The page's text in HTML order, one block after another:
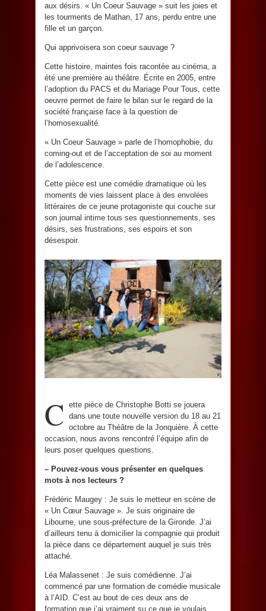
aux désirs. « Un Coeur Sauvage » suit les joies et
les tourments de Mathan, 17 ans, perdu entre une
fille et un garçon.
Qui apprivoisera son coeur sauvage ?
Cette histoire, maintes fois racontée au cinéma, a
été une première au théâtre. Écrite en 2005, entre
l’adoption du PACS et du Mariage Pour Tous, cette
oeuvre permet de faire le bilan sur le regard de la
société française face à la question de
l’homosexualité.
« Un Coeur Sauvage » parle de l’homophobie, du
coming-out et de l’acceptation de soi au moment
de l’adolescence.
Cette pièce est une comédie dramatique où les
moments de vies laissent place à des envolées
littéraires de ce jeune protagoniste qui couche sur
son journal intime tous ses questionnements, ses
désirs, ses frustrations, ses espoirs et son
désespoir.
C ette pièce de Christophe Botti se jouera
dans une toute nouvelle version du 18 au 21
octobre au Théâtre de la Jonquière. À cette
occasion, nous avons rencontré l’équipe afin de
leurs poser quelques questions.
– Pouvez-vous vous présenter en quelques
mots à nos lecteurs ?
Frédéric Maugey : Je suis le metteur en scène de
« Un Cœur Sauvage ». Je suis originaire de
Libourne, une sous-préfecture de la Gironde. J’ai
d’ailleurs tenu à domicilier la compagnie qui produit
la pièce dans ce département auquel je suis très
attaché.
Léa Malassenet : Je suis comédienne. J’ai
commencé par une formation de comédie musicale
à l’AID. C’est au bout de ces deux ans de
formation que j’ai vraiment su ce que je voulais